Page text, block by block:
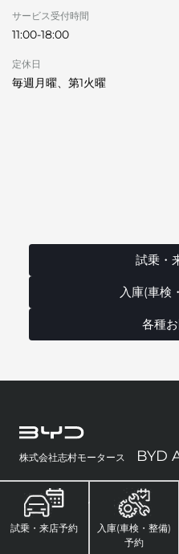
試乗・来店予約
入庫(車検・整備)
予約
サービス受付時間
11:00-18:00
定休日
毎週月曜、第1火曜
試乗・
入庫(車検
各種
株式会社志村モータース BYD
予約・お問い合わせ
来店予約